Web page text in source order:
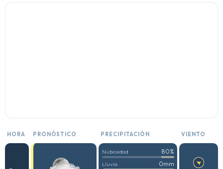
HORA PRONÓSTICO PRECIPITACIÓN VIENTO
Nubosidad 80%
Lluvia 0mm